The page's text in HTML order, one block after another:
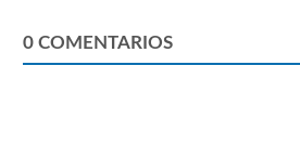
0 COMENTARIOS